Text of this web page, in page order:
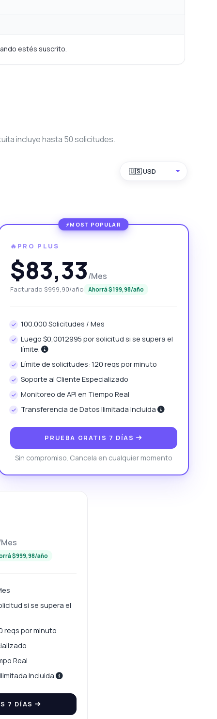
estés suscrito.
incluye hasta 50 solicitudes.
🇺🇸 USD
🔥PRO PLUS
$83,33/Mes
Facturado $999,90/año Ahorrá $199,98/año
100.000 Solicitudes / Mes
Luego $0,0012995 por solicitud si se supera el
límite.
Límite de solicitudes: 120 reqs por minuto
Soporte al Cliente Especializado
Monitoreo de API en Tiempo Real
Transferencia de Datos Ilimitada Incluida
PRUEBA GRATIS 7 DÍAS
Sin compromiso. Cancela en cualquier momento
$999,98/año
si se supera el
reqs por minuto
Real
Incluida
7 DÍAS